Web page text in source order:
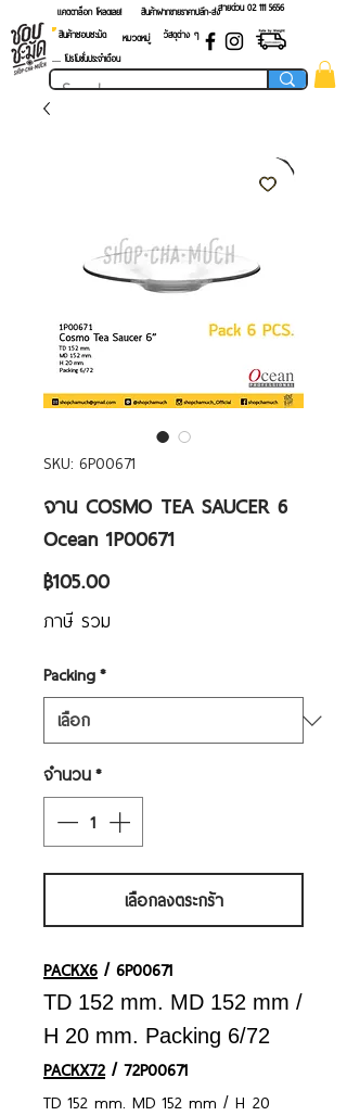
แคตตาล็อก โหลดเลย! สายด่วน 02 ​111 5656
สินค้าฝากขายราคาปลีก-ส่ง
สินค้าชอบชะมัด
หมวดหมู่
วัสดุต่าง ๆ
.... โปรโมชั่นประจำเดือน
SKU: 6P00671
จาน COSMO TEA SAUCER 6
Ocean 1P00671
฿105.00ราคา
ภาษี รวม
Packing*
จำนวน*
เลือกลงตระกร้า
PACKX6 / 6P00671
TD 152 mm. MD 152 mm /
H 20 mm. Packing 6/72
PACKX72/ 72P00671
TD 152 mm. MD 152 mm / H 20